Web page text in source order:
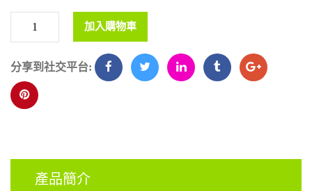
加入購物車
分享到社交平台:
產品簡介